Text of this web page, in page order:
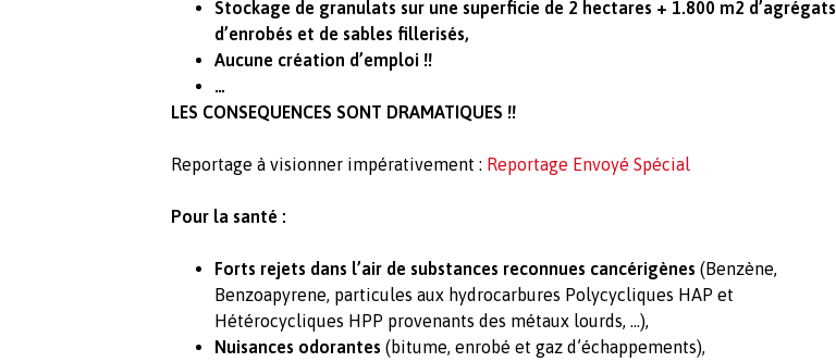
Stockage de granulats sur une superficie de 2 hectares + 1.800 m2 d’agrégats
d’enrobés et de sables fillerisés,
Aucune création d’emploi !!
…
LES CONSEQUENCES SONT DRAMATIQUES !!
Reportage à visionner impérativement : Reportage Envoyé Spécial
Pour la santé :
Forts rejets dans l’air de substances reconnues cancérigènes (Benzène,
Benzoapyrene, particules aux hydrocarbures Polycycliques HAP et
Hétérocycliques HPP provenants des métaux lourds, …),
Nuisances odorantes (bitume, enrobé et gaz d’échappements),